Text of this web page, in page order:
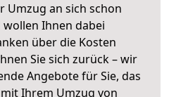
Umzug an sich schon
Ihnen dabei
über die Kosten
Sie sich zurück – wir
Angebote für Sie, das
mit Ihrem Umzug von